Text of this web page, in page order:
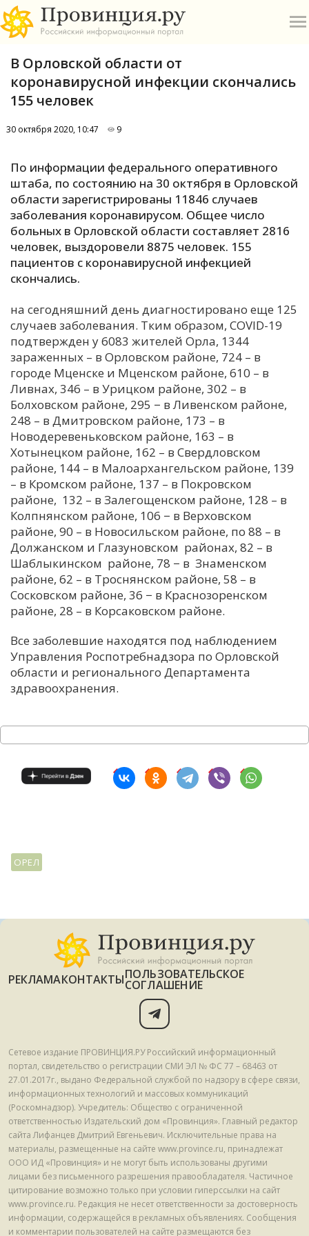
А
Б
В
Е
И
К
М
Н
П
С
Т
У
Х
Ч
Я
В Орловской области от
коронавирусной инфекции скончались
155 человек
30 октября 2020, 10:47 9
По информации федерального оперативного
штаба, по состоянию на 30 октября в Орловской
области зарегистрированы 11846 случаев
заболевания коронавирусом. Общее число
больных в Орловской области составляет 2816
человек, выздоровели 8875 человек. 155
пациентов с коронавирусной инфекцией
скончались.
на сегодняшний день диагностировано еще 125
случаев заболевания. Тким образом, COVID-19
подтвержден у 6083 жителей Орла, 1344
зараженных – в Орловском районе, 724 – в
городе Мценске и Мценском районе, 610 – в
Ливнах, 346 – в Урицком районе, 302 – в
Болховском районе, 295 − в Ливенском районе,
248 – в Дмитровском районе, 173 – в
Новодеревеньковском районе, 163 – в
Хотынецком районе, 162 – в Свердловском
районе, 144 – в Малоархангельском районе, 139
– в Кромском районе, 137 – в Покровском
районе, 132 – в Залегощенском районе, 128 – в
Колпнянском районе, 106 − в Верховском
районе, 90 – в Новосильском районе, по 88 – в
Должанском и Глазуновском районах, 82 – в
Шаблыкинском районе, 78 − в Знаменском
районе, 62 – в Троснянском районе, 58 – в
Сосковском районе, 36 − в Краснозоренском
районе, 28 – в Корсаковском районе.
Все заболевшие находятся под наблюдением
Управления Роспотребнадзора по Орловской
области и регионального Департамента
здравоохранения.
ОРЕЛ
РЕКЛАМАКОНТАКТЫПОЛЬЗОВАТЕЛЬСКОЕ
СОГЛАШЕНИЕ
Сетевое издание ПРОВИНЦИЯ.РУ Российский информационный
портал, свидетельство о регистрации СМИ ЭЛ № ФС 77 – 68463 от
27.01.2017г., выдано Федеральной службой по надзору в сфере связи,
информационных технологий и массовых коммуникаций
(Роскомнадзор). Учредитель: Общество с ограниченной
ответственностью Издательский дом «Провинция». Главный редактор
сайта Лифанцев Дмитрий Евгеньевич. Исключительные права на
материалы, размещенные на сайте www.province.ru, принадлежат
ООО ИД «Провинция» и не могут быть использованы другими
лицами без письменного разрешения правообладателя. Частичное
цитирование возможно только при условии гиперссылки на сайт
www.province.ru. Редакция не несет ответственности за достоверность
информации, содержащейся в рекламных объявлениях. Сообщения
и комментарии пользователей на сайте размещаются без